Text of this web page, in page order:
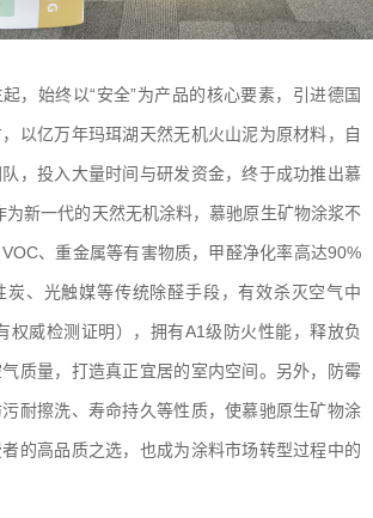
，始终以“安全”为产品的核心要素，引进德国
以亿万年玛珥湖天然无机火山泥为原材料，自
，投入大量时间与研发资金，终于成功推出慕
为新一代的天然无机涂料，慕驰原生矿物涂浆不
、重金属等有害物质，甲醛净化率高达90%
炭、光触媒等传统除醛手段，有效杀灭空气中
权威检测证明），拥有A1级防火性能，释放负
质量，打造真正宜居的室内空间。另外，防霉
耐擦洗、寿命持久等性质，使慕驰原生矿物涂
的高品质之选，也成为涂料市场转型过程中的